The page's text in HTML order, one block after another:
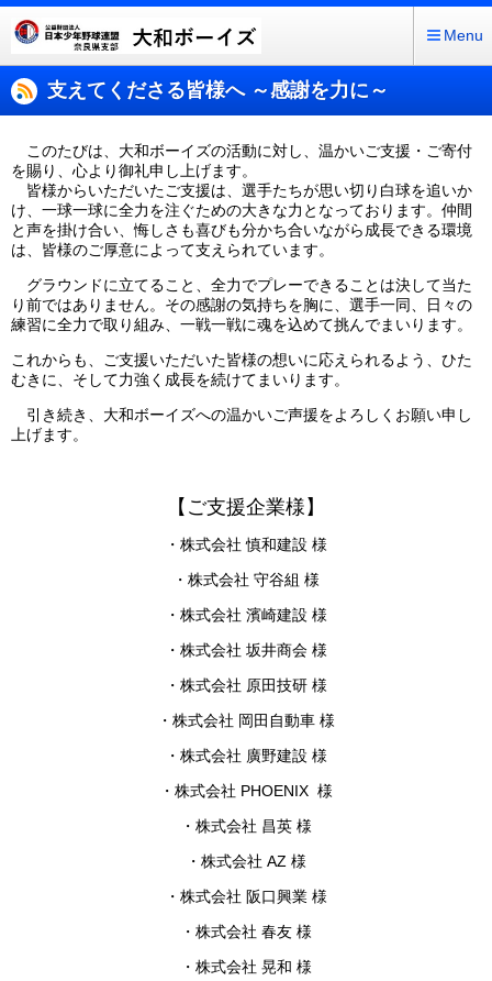
Menu
支えてくださる皆様へ ～感謝を力に～
このたびは、大和ボーイズの活動に対し、温かいご支援・ご寄付
を賜り、心より御礼申し上げます。
皆様からいただいたご支援は、選手たちが思い切り白球を追いか
け、一球一球に全力を注ぐための大きな力となっております。仲間
と声を掛け合い、悔しさも喜びも分かち合いながら成長できる環境
は、皆様のご厚意によって支えられています。
グラウンドに立てること、全力でプレーできることは決して当た
り前ではありません。その感謝の気持ちを胸に、選手一同、日々の
練習に全力で取り組み、一戦一戦に魂を込めて挑んでまいります。
これからも、ご支援いただいた皆様の想いに応えられるよう、ひた
むきに、そして力強く成長を続けてまいります。
引き続き、大和ボーイズへの温かいご声援をよろしくお願い申し
上げます。
【ご支援企業様】
・株式会社 慎和建設 様
・株式会社 守谷組 様
・株式会社 濱崎建設 様
・株式会社 坂井商会 様
・株式会社 原田技研 様
・株式会社 岡田自動車 様
・株式会社 廣野建設 様
・株式会社 PHOENIX 様
・株式会社 昌英 様
・株式会社 AZ 様
・株式会社 阪口興業 様
・株式会社 春友 様
・株式会社 晃和 様